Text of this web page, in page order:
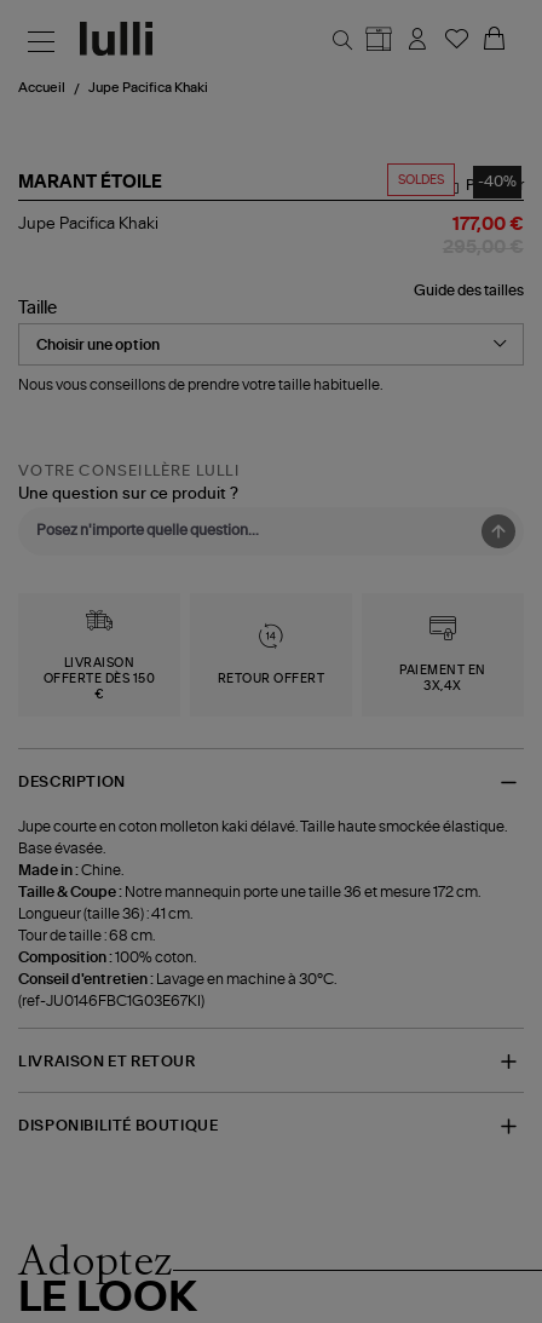
Accueil Jupe Pacifica Khaki
SOLDES -40%
MARANT ÉTOILE
Jupe
Partager
Jupe Pacifica Khaki 177,00 €
Guide des tailles
Taille
Nous vous conseillons de prendre votre taille habituelle.
VOTRE CONSEILLÈRE LULLI
Une question sur ce produit ?
LIVRAISON
OFFERTE DÈS 150
€
RETOUR OFFERT
PAIEMENT EN
3X,4X
DESCRIPTION
Jupe courte en coton molleton kaki délavé. Taille haute smockée élastique.
Base évasée.
Made in :Chine.
Taille & Coupe : Notre mannequin porte une taille 36 et mesure 172 cm.
Longueur (taille 36) : 41 cm.
Tour de taille : 68 cm.
Composition :100% coton.
Conseil d'entretien :
Lavage en machine à 30°C.
(ref-JU0146FBC1G03E67KI)
LIVRAISON ET RETOUR
DISPONIBILITÉ BOUTIQUE
Adoptez
LE LOOK